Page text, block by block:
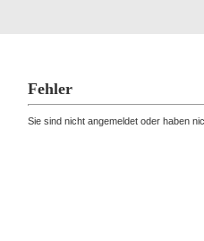
Fehler
Sie sind nicht angemeldet oder haben